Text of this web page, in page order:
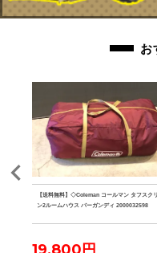
お
【送料無料】◇Coleman コールマン タフスク
ン2ルームハウス バーガンディ 2000032598